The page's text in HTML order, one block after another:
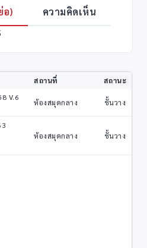
อ) ความคิดเห็น
สถานที่ สถานะ
V.6
ห้องสมุดกลาง ชั้นวาง
ห้องสมุดกลาง ชั้นวาง